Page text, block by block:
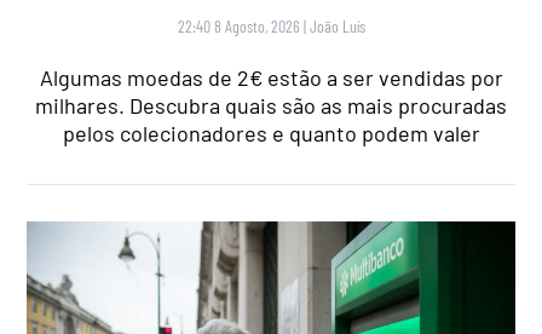
22:40 8 Agosto, 2026 |João Luís
Algumas moedas de 2€ estão a ser vendidas por
milhares. Descubra quais são as mais procuradas
pelos colecionadores e quanto podem valer